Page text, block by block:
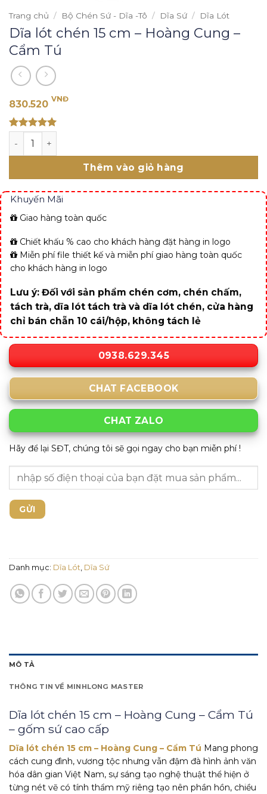
Trang chủ / Bộ Chén Sứ - Dĩa -Tô / Dĩa Sứ / Dĩa Lót
Dĩa lót chén 15 cm – Hoàng Cung –
Cẩm Tú
830.520 VNĐ
out of 5
Dĩa lót chén 15 cm - Hoàng Cung - Cẩm Tú số lượng
Thêm vào giỏ hàng
Khuyến Mãi
Giao hàng toàn quốc
Chiết khấu % cao cho khách hàng đặt hàng in logo
Miễn phí file thiết kế và miễn phí giao hàng toàn quốc
cho khách hàng in logo
Lưu ý: Đối với sản phẩm chén cơm, chén chấm,
tách trà, dĩa lót tách trà và dĩa lót chén, cửa hàng
chỉ bán chẵn 10 cái/hộp, không tách lẻ
0938.629.345
CHAT FACEBOOK
CHAT ZALO
Hãy để lại SĐT, chúng tôi sẽ gọi ngay cho bạn miễn phí !
Danh mục: Dĩa Lót Dĩa Sứ
MÔ TẢ
THÔNG TIN VỀ MINHLONG MASTER
Dĩa lót chén 15 cm – Hoàng Cung – Cẩm Tú
– gốm sứ cao cấp
Dĩa lót chén 15 cm – Hoàng Cung – Cẩm Tú Mang phong
cách cung đình, vương tộc nhưng vẫn đậm đà hình ảnh văn
hóa dân gian Việt Nam, sự sáng tạo nghệ thuật thể hiện ở
từng nét vẽ có tính thẩm mỹ riêng tạo nên phần hồn, chiều